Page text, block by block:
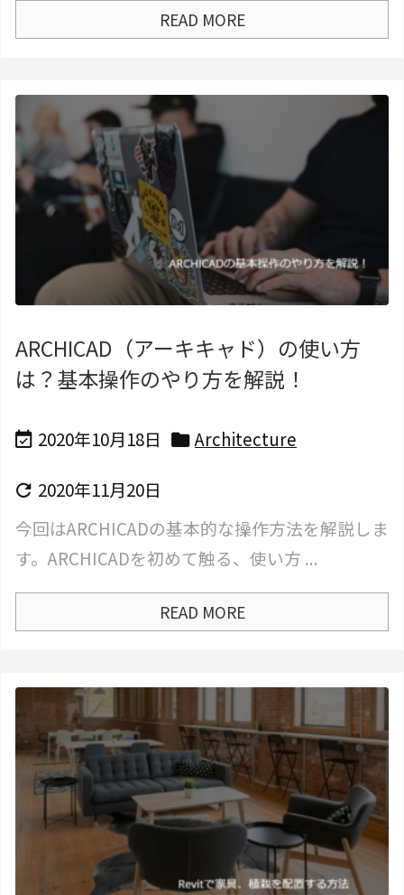
READ MORE
ARCHICAD（アーキキャド）の使い方
は？基本操作のやり方を解説！
 2020年10月18日  Architecture
 2020年11月20日
今回はARCHICADの基本的な操作方法を解説しま
す。ARCHICADを初めて触る、使い方 ...
READ MORE